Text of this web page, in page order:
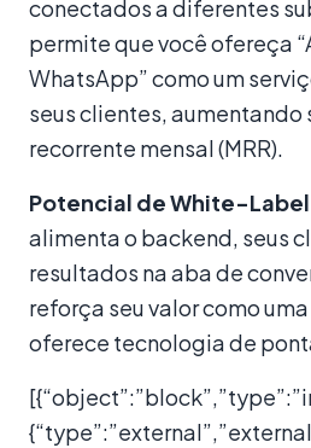
conectados a diferentes
permite que você ofereça
WhatsApp” como um
seus clientes, aumentando
recorrente mensal (MRR).
Potencial de White-
alimenta o backend, seus
resultados na aba de
reforça seu valor como
oferece tecnologia de